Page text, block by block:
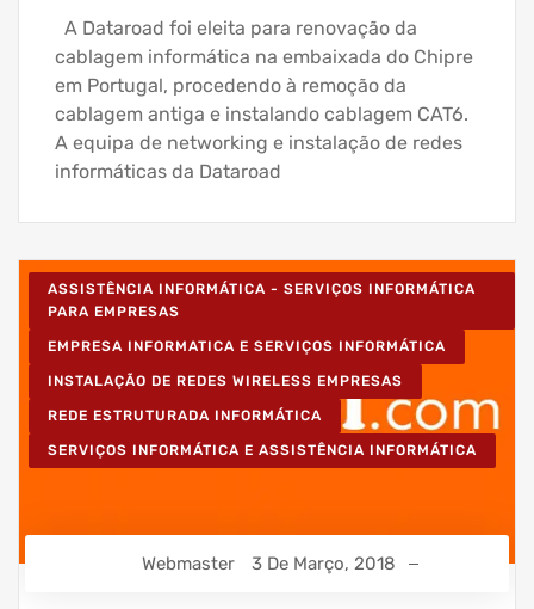
A Dataroad foi eleita para renovação da
cablagem informática na embaixada do Chipre
em Portugal, procedendo à remoção da
cablagem antiga e instalando cablagem CAT6.
A equipa de networking e instalação de redes
informáticas da Dataroad
ASSISTÊNCIA INFORMÁTICA - SERVIÇOS INFORMÁTICA
PARA EMPRESAS
EMPRESA INFORMATICA E SERVIÇOS INFORMÁTICA
INSTALAÇÃO DE REDES WIRELESS EMPRESAS
REDE ESTRUTURADA INFORMÁTICA
SERVIÇOS INFORMÁTICA E ASSISTÊNCIA INFORMÁTICA
Webmaster 3 De Março, 2018